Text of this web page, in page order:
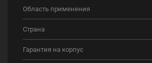
Область применения
Страна
Гарантия на корпус